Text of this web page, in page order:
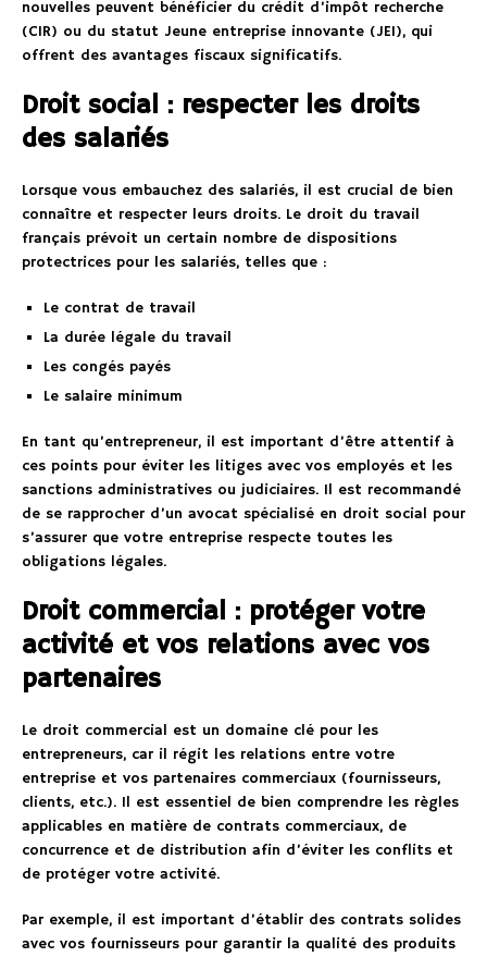
nouvelles peuvent bénéficier du crédit d’impôt recherche
(CIR) ou du statut Jeune entreprise innovante (JEI), qui
offrent des avantages fiscaux significatifs.
Droit social : respecter les droits
des salariés
Lorsque vous embauchez des salariés, il est crucial de bien
connaître et respecter leurs droits. Le droit du travail
français prévoit un certain nombre de dispositions
protectrices pour les salariés, telles que :
Le contrat de travail
La durée légale du travail
Les congés payés
Le salaire minimum
En tant qu’entrepreneur, il est important d’être attentif à
ces points pour éviter les litiges avec vos employés et les
sanctions administratives ou judiciaires. Il est recommandé
de se rapprocher d’un avocat spécialisé en droit social pour
s’assurer que votre entreprise respecte toutes les
obligations légales.
Droit commercial : protéger votre
activité et vos relations avec vos
partenaires
Le droit commercial est un domaine clé pour les
entrepreneurs, car il régit les relations entre votre
entreprise et vos partenaires commerciaux (fournisseurs,
clients, etc.). Il est essentiel de bien comprendre les règles
applicables en matière de contrats commerciaux, de
concurrence et de distribution afin d’éviter les conflits et
de protéger votre activité.
Par exemple, il est important d’établir des contrats solides
avec vos fournisseurs pour garantir la qualité des produits